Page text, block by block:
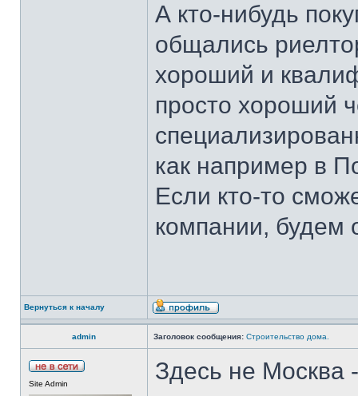
А кто-нибудь
общались
хороший и
просто хороший
как например в
Если кто-то
компании, будем
Вернуться к началу
admin Заголовок сообщения: Строительство дома.
Site Admin
Здесь не Москва -